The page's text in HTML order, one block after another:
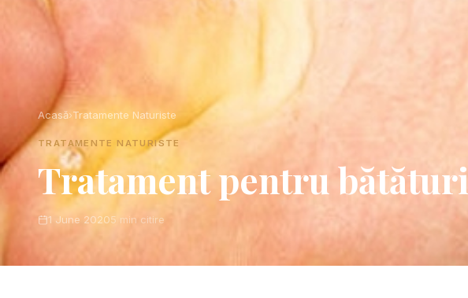
Acasă›Tratamente Naturiste
TRATAMENTE NATURISTE
Tratament pentru bătături
1 June 20205 min citire